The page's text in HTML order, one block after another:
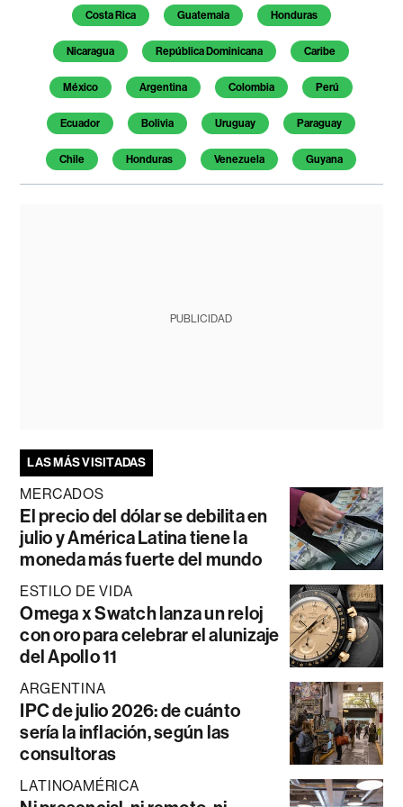
Costa Rica Guatemala Honduras
Nicaragua República Dominicana Caribe
México Argentina Colombia Perú
Ecuador Bolivia Uruguay Paraguay
Chile Honduras Venezuela Guyana
PUBLICIDAD
LAS MÁS VISITADAS
MERCADOS
El precio del dólar se debilita en
julio y América Latina tiene la
moneda más fuerte del mundo
ESTILO DE VIDA
Omega x Swatch lanza un reloj
con oro para celebrar el alunizaje
del Apollo 11
ARGENTINA
IPC de julio 2026: de cuánto
sería la inflación, según las
consultoras
LATINOAMÉRICA